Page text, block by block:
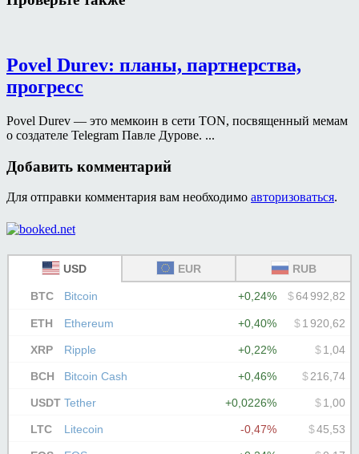
Povel Durev: планы, партнерства,
прогресс
Povel Durev — это мемкоин в сети TON, посвященный мемам
о создателе Telegram Павле Дурове. ...
Добавить комментарий
Для отправки комментария вам необходимо авторизоваться.